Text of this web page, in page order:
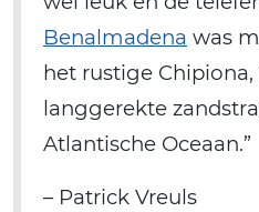
Benalmadena was
het rustige
langgerekte
Atlantische Oceaan.”
– Patrick Vreuls